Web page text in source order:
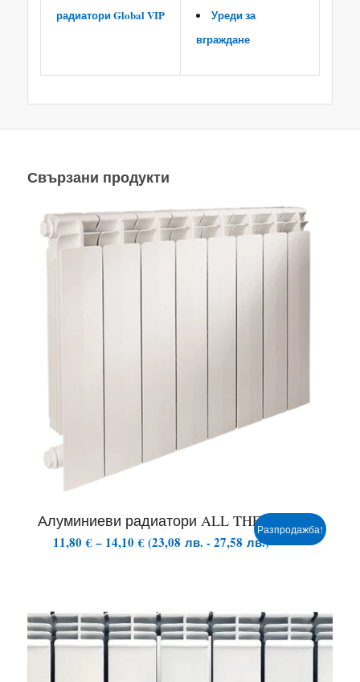
радиатори Global VIP
Уреди за
вграждане
Свързани продукти
Алуминиеви радиатори ALL THERM
11,80€– 14,10€Price
14,10 €
(23,08 лв. -27,58 лв.)
Разпродажба!